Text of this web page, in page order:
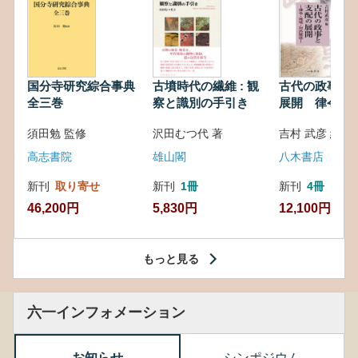
国分寺研究綜合事典
全三巻
須田勉 監修
高志書院
新刊 取り寄せ
46,200円
古墳時代の繊維 : 観
察と識別の手引き
沢田むつ代 著
雄山閣
新刊 1冊
5,830円
古代の政事と
展開 律令・
吉村 武彦 編集
八木書店
新刊 4冊
12,100円
もっと見る
六一インフォメーション